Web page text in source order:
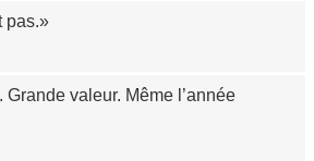
pas.
valeur. Même l’année